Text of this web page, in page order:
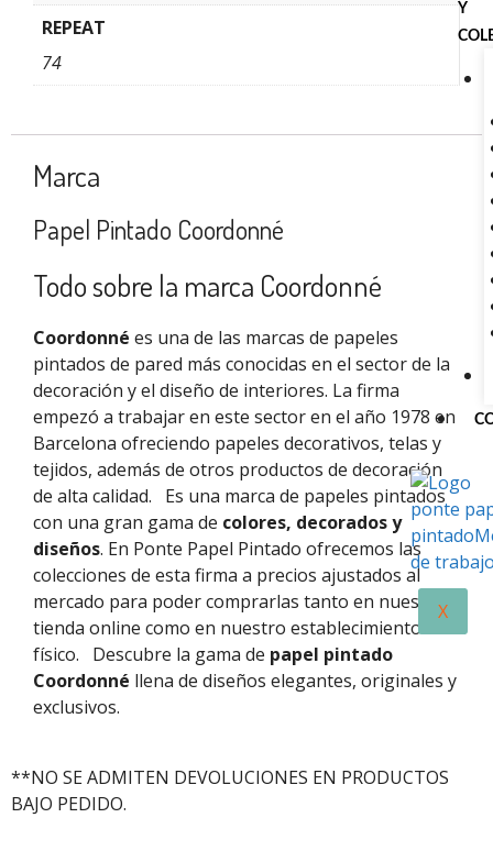
Y
X
REPEAT
74
Marca
Papel Pintado Coordonné
Todo sobre la marca Coordonné
Coordonné es una de las marcas de papeles
pintados de pared más conocidas en el sector de la
decoración y el diseño de interiores. La firma
empezó a trabajar en este sector en el año 1978 en
Barcelona ofreciendo papeles decorativos, telas y
tejidos, además de otros productos de decoración
de alta calidad.
Es una marca de papeles pintados
con una gran gama de colores, decorados y
diseños. En Ponte Papel Pintado ofrecemos las
colecciones de esta firma a precios ajustados al
mercado para poder comprarlas tanto en nuestra
tienda online como en nuestro establecimiento
físico.
Descubre la gama de papel pintado
Coordonné llena de diseños elegantes, originales y
exclusivos.
**NO SE ADMITEN DEVOLUCIONES EN PRODUCTOS
BAJO PEDIDO.